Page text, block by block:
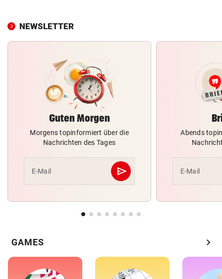
NEWSLETTER
Guten Morgen
Morgens topinformiert über die
Nachrichten des Tages
E-Mail send
Abschicken
Abends
E-Mail
GAMES chevron_right